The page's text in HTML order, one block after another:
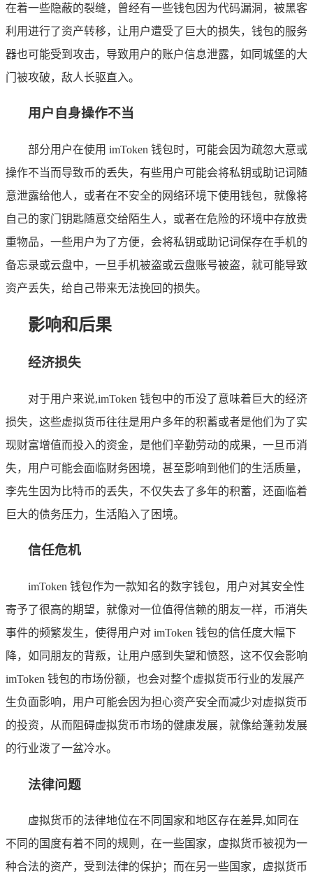
在着一些隐蔽的裂缝，曾经有一些钱包因为代码漏洞，被黑客
利用进行了资产转移，让用户遭受了巨大的损失，钱包的服务
器也可能受到攻击，导致用户的账户信息泄露，如同城堡的大
门被攻破，敌人长驱直入。
用户自身操作不当
部分用户在使用 imToken 钱包时，可能会因为疏忽大意或
操作不当而导致币的丢失，有些用户可能会将私钥或助记词随
意泄露给他人，或者在不安全的网络环境下使用钱包，就像将
自己的家门钥匙随意交给陌生人，或者在危险的环境中存放贵
重物品，一些用户为了方便，会将私钥或助记词保存在手机的
备忘录或云盘中，一旦手机被盗或云盘账号被盗，就可能导致
资产丢失，给自己带来无法挽回的损失。
影响和后果
经济损失
对于用户来说,imToken 钱包中的币没了意味着巨大的经济
损失，这些虚拟货币往往是用户多年的积蓄或者是他们为了实
现财富增值而投入的资金，是他们辛勤劳动的成果，一旦币消
失，用户可能会面临财务困境，甚至影响到他们的生活质量，
李先生因为比特币的丢失，不仅失去了多年的积蓄，还面临着
巨大的债务压力，生活陷入了困境。
信任危机
imToken 钱包作为一款知名的数字钱包，用户对其安全性
寄予了很高的期望，就像对一位值得信赖的朋友一样，币消失
事件的频繁发生，使得用户对 imToken 钱包的信任度大幅下
降，如同朋友的背叛，让用户感到失望和愤怒，这不仅会影响
imToken 钱包的市场份额，也会对整个虚拟货币行业的发展产
生负面影响，用户可能会因为担心资产安全而减少对虚拟货币
的投资，从而阻碍虚拟货币市场的健康发展，就像给蓬勃发展
的行业泼了一盆冷水。
法律问题
虚拟货币的法律地位在不同国家和地区存在差异,如同在
不同的国度有着不同的规则，在一些国家，虚拟货币被视为一
种合法的资产，受到法律的保护；而在另一些国家，虚拟货币